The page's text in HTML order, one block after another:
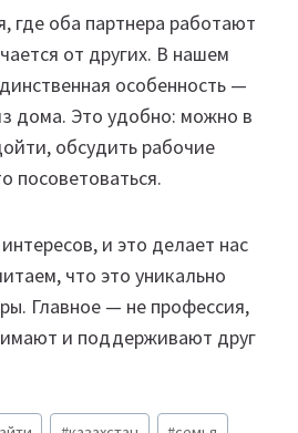
где оба партнера работают
от других. В нашем
особенность —
дома. Это удобно: можно в
обсудить рабочие
посоветоваться.
и это делает нас
что это уникально
Главное — не профессия,
и поддерживают друг